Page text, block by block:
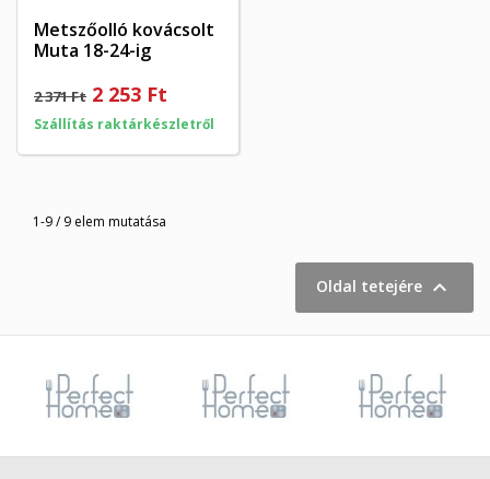
Metszőolló kovácsolt
Muta 18-24-ig
2 371 Ft 2 253 Ft
Szállítás raktárkészletről
1-9 / 9 elem mutatása
Oldal tetejére 